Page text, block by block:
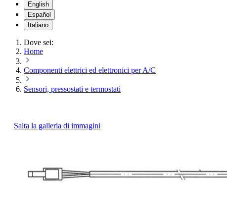
English
Español
Italiano
Dove sei:
Home
Componenti elettrici ed elettronici per A/C
Sensori, pressostati e termostati
Salta la galleria di immagini